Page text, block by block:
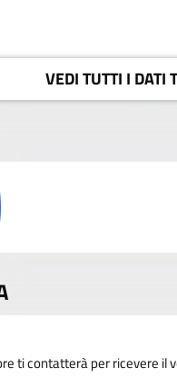
VEDITUTTI I DATI
ti contatterà per ricevere il